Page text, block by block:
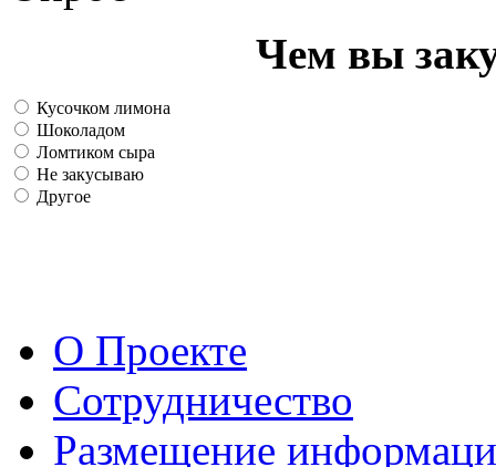
Чем вы
Кусочком лимона
Шоколадом
Ломтиком сыра
Не закусываю
Другое
О Проекте
Сотрудничество
Размещение